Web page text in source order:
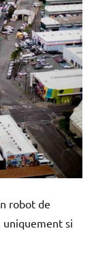
robot de
uniquement si